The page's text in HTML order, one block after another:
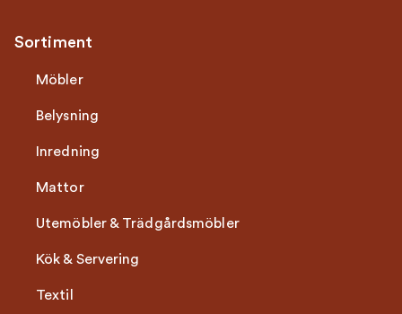
Sortiment
Möbler
Belysning
Inredning
Mattor
Utemöbler & Trädgårdsmöbler
Kök & Servering
Textil